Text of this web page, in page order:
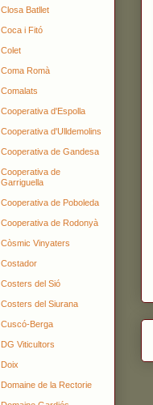
Closa Batllet
Coca i Fitó
Colet
Coma Romà
Comalats
Cooperativa d'Espolla
Cooperativa d'Ulldemolins
Cooperativa de Gandesa
Cooperativa de
Garriguella
Cooperativa de Poboleda
Cooperativa de Rodonyà
Còsmic Vinyaters
Costador
Costers del Sió
Costers del Siurana
Cuscó-Berga
DG Viticultors
Doix
Domaine de la Rectorie